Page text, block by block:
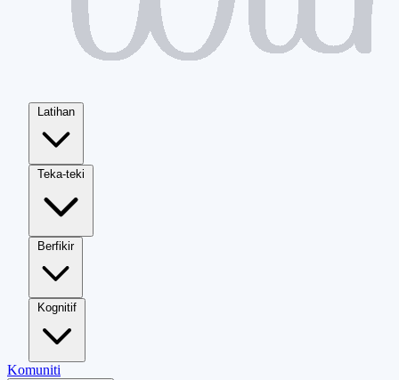
Latihan
Teka-teki
Berfikir
Kognitif
Komuniti